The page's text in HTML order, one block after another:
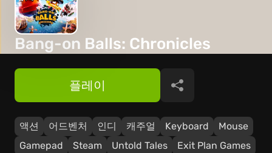
Bang-on Balls: Chronicles
액션 어드벤처 인디 캐주얼 Keyboard
Mouse
Gamepad
Steam Untold Tales Exit Plan Games
플레이 공유